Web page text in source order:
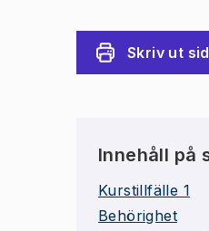
Skriv ut
Innehåll på
Kurstillfälle 1
Behörighet